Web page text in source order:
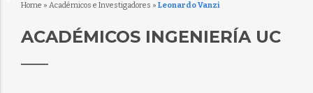
Home » Académicos e Investigadores » Leonardo Vanzi
ACADÉMICOS INGENIERÍA UC